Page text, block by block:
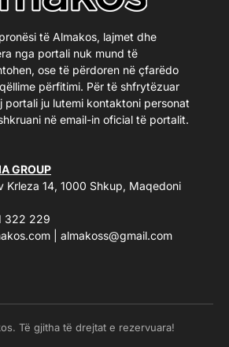
të Almakos, lajmet dhe
nga portali nuk mund të
ose të përdoren në çfarëdo
përfitimi. Për të shfrytëzuar
portali ju lutemi kontaktoni personat
në email-in oficial të portalit.
GROUP
Krleza 14, 1000 Shkup, Maqedoni
322 229
almakoss@gmail.com
Të gjitha të drejtat e rezervuara!